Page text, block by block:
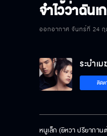
จำไว้ว่าฉัน
ออกอากาศ จันทร์ที่ 24
ระบำเม
ติด
หนูเล็ก (ยิหวา ปรียากา